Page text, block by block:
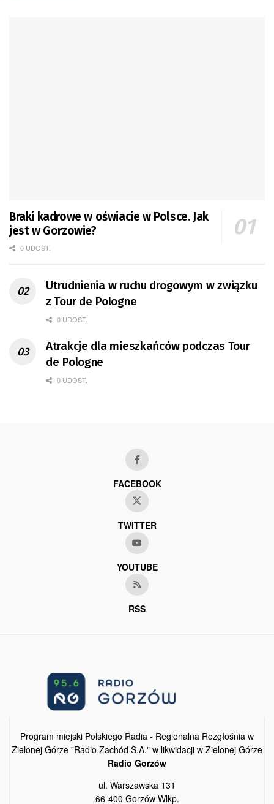
Braki kadrowe w oświacie w Polsce. Jak
jest w Gorzowie?
0 UDOST.
Utrudnienia w ruchu drogowym w związku
z Tour de Pologne
0 UDOST.
Atrakcje dla mieszkańców podczas Tour
de Pologne
0 UDOST.
FACEBOOK
TWITTER
YOUTUBE
RSS
Program miejski Polskiego Radia - Regionalna Rozgłośnia w
Zielonej Górze "Radio Zachód S.A." w likwidacji w Zielonej Górze
Radio Gorzów
ul. Warszawska 131
66-400 Gorzów Wlkp.